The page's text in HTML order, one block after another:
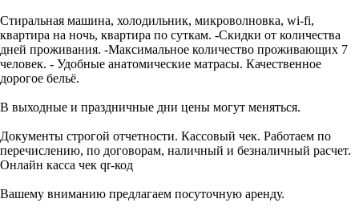
Стиральная машина, холодильник, микроволновка, wi-fi,
квартира на ночь, квартира по суткам. -Скидки от количества
дней проживания. -Максимальное количество проживающих 7
человек. - Удобные анатомические матрасы. Качественное
дорогое бельё.
В выходные и праздничные дни цены могут меняться.
Документы строгой отчетности. Кассовый чек. Работаем по
перечислению, по договорам, наличный и безналичный расчет.
Онлайн касса чек qr-код
Вашему вниманию предлагаем посуточную аренду.